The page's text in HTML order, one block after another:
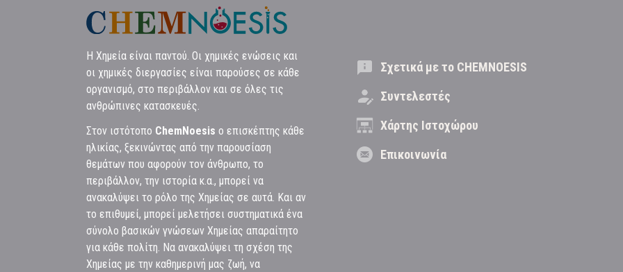
Η Χημεία είναι παντού. Οι χημικές ενώσεις και
οι χημικές διεργασίες είναι παρούσες σε κάθε
οργανισμό, στο περιβάλλον και σε όλες τις
ανθρώπινες κατασκευές.
Στον ιστότοπο ChemNoesis ο επισκέπτης κάθε
ηλικίας, ξεκινώντας από την παρουσίαση
θεμάτων που αφορούν τον άνθρωπο, το
περιβάλλον, την ιστορία κ.α., μπορεί να
ανακαλύψει το ρόλο της Χημείας σε αυτά. Και αν
το επιθυμεί, μπορεί μελετήσει συστηματικά ένα
σύνολο βασικών γνώσεων Χημείας απαραίτητο
για κάθε πολίτη. Να ανακαλύψει τη σχέση της
Χημείας με την καθημερινή μας ζωή, να
Σχετικά με το CHEMNOESIS
Συντελεστές
Χάρτης Ιστοχώρου
Επικοινωνία